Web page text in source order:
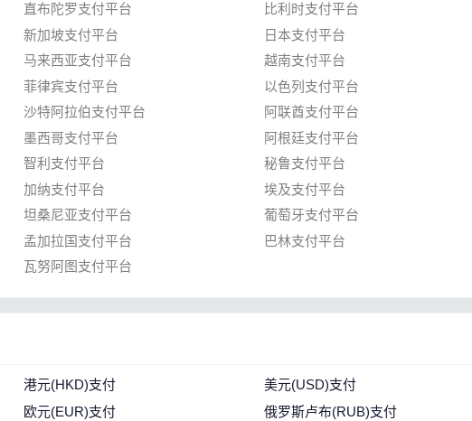
直布陀罗支付平台 比利时支付平台
新加坡支付平台 日本支付平台
马来西亚支付平台 越南支付平台
菲律宾支付平台 以色列支付平台
沙特阿拉伯支付平台 阿联酋支付平台
墨西哥支付平台 阿根廷支付平台
智利支付平台 秘鲁支付平台
加纳支付平台 埃及支付平台
坦桑尼亚支付平台 葡萄牙支付平台
孟加拉国支付平台 巴林支付平台
瓦努阿图支付平台
港元(HKD)支付 美元(USD)支付
欧元(EUR)支付 俄罗斯卢布(RUB)支付